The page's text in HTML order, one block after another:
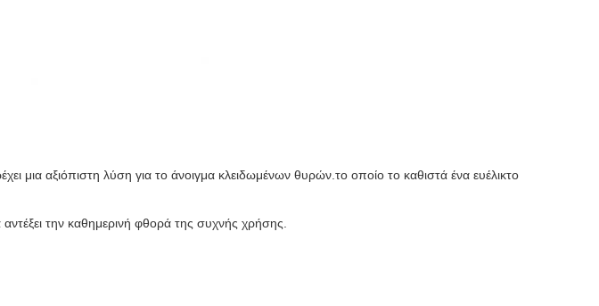
μια αξιόπιστη λύση για το άνοιγμα κλειδωμένων θυρών.το οποίο το καθιστά ένα ευέλικτο
την καθημερινή φθορά της συχνής χρήσης.